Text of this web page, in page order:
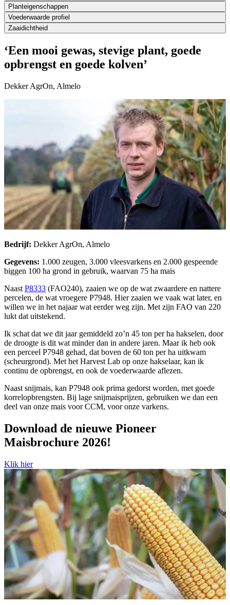
Planteigenschappen
Voederwaarde profiel
Zaaidichtheid
‘Een mooi gewas, stevige plant, goede
opbrengst en goede kolven’
Dekker AgrOn, Almelo
Bedrijf: Dekker AgrOn, Almelo
Gegevens: 1.000 zeugen, 3.000 vleesvarkens en 2.000 gespeende
biggen 100 ha grond in gebruik, waarvan 75 ha mais
Naast P8333 (FAO240), zaaien we op de wat zwaardere en nattere
percelen, de wat vroegere P7948. Hier zaaien we vaak wat later, en
willen we in het najaar wat eerder weg zijn. Met zijn FAO van 220
lukt dat uitstekend.
Ik schat dat we dit jaar gemiddeld zo’n 45 ton per ha hakselen, door
de droogte is dit wat minder dan in andere jaren. Maar ik heb ook
een perceel P7948 gehad, dat boven de 60 ton per ha uitkwam
(scheurgrond). Met het Harvest Lab op onze hakselaar, kan ik
continu de opbrengst, en ook de voederwaarde aflezen.
Naast snijmais, kan P7948 ook prima gedorst worden, met goede
korrelopbrengsten. Bij lage snijmaisprijzen, gebruiken we dan een
deel van onze mais voor CCM, voor onze varkens.
Download de nieuwe Pioneer
Maisbrochure 2026!
Klik hier